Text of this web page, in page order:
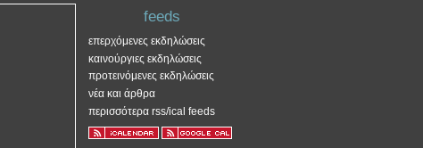
feeds
επερχόμενες εκδηλώσεις
καινούργιες εκδηλώσεις
προτεινόμενες εκδηλώσεις
νέα και άρθρα
περισσότερα rss/ical feeds